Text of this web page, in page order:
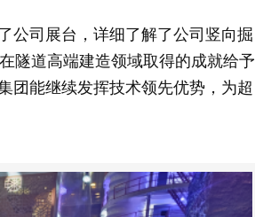
公司展台，详细了解了公司竖向掘
隧道高端建造领域取得的成就给予
团能继续发挥技术领先优势，为超